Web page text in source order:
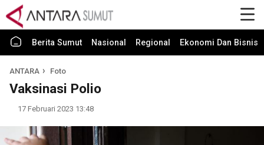
Berita Sumut Nasional Regional Ekonomi Dan Bisnis
ANTARA Foto
Vaksinasi Polio
17 Februari 2023 13:48